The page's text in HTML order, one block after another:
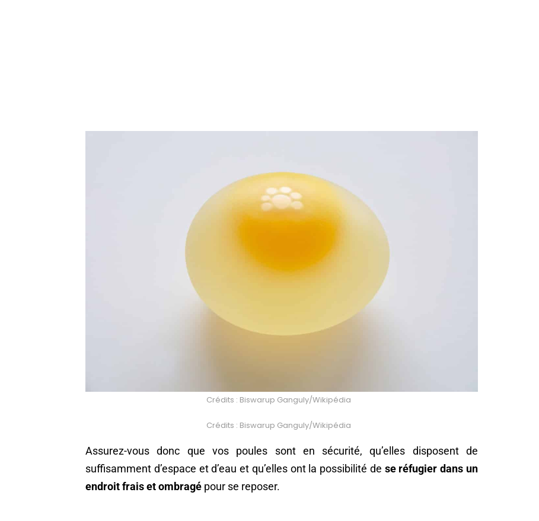
Crédits : Biswarup Ganguly/Wikipédia
Crédits : Biswarup Ganguly/Wikipédia
Assurez-vous donc que vos poules sont en sécurité, qu’elles disposent de
suffisamment d’espace et d’eau et qu’elles ont la possibilité de se réfugier dans un
endroit frais et ombragé pour se reposer.